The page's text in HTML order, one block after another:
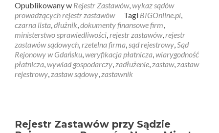
Opublikowany w Rejestr Zastawów,wykaz sądów
prowadzących rejestr zastawów
Tagi BIGOnline.pl,
czarna lista,dłużnik,dokumenty finansowe firm,
ministerstwo sprawiedliwości,rejestr zastawów,rejestr
zastawów sądowych,rzetelna firma,sąd rejestrowy,Sąd
Rejonowy w Gdańsku,weryfikacja płatnicza,wiarygodność
płatnicza,wywiad gospodarczy,zadłużenie,zastaw,zastaw
rejestrowy,zastaw sądowy,zastawnik
Rejestr Zastawów przy Sądzie